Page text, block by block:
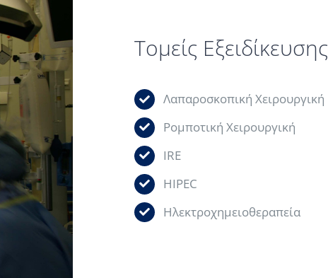
Τομείς Εξειδίκευσης
Λαπαροσκοπική Χειρουργική
Ρομποτική Χειρουργική
IRE
HIPEC
Ηλεκτροχημειοθεραπεία